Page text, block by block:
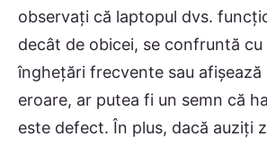
observați că laptopul dvs.
decât de obicei, se confruntă cu
înghețări frecvente sau afișează
eroare, ar putea fi un semn că
este defect. În plus, dacă auziți